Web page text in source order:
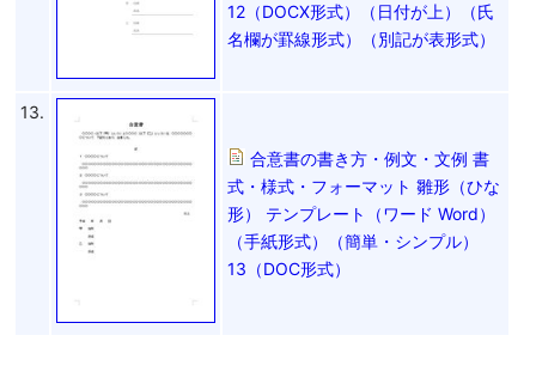
12（DOCX形式）（日付が上）（氏
名欄が罫線形式）（別記が表形式）
13.
合意書の書き方・例文・文例 書
式・様式・フォーマット 雛形（ひな
形） テンプレート（ワード Word）
（手紙形式）（簡単・シンプル）
13（DOC形式）